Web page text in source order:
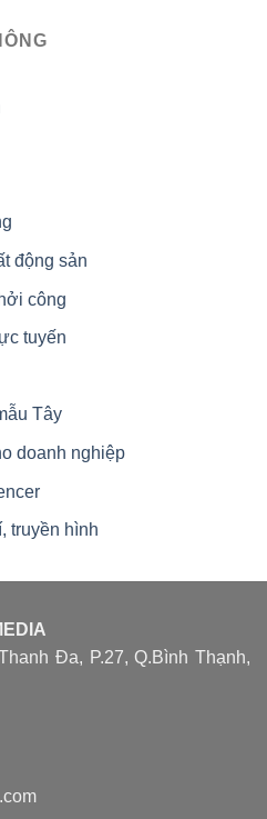
động sản
công
tuyến
Tây
doanh nghiệp
truyền hình
Đa, P.27, Q.Bình Thạnh,